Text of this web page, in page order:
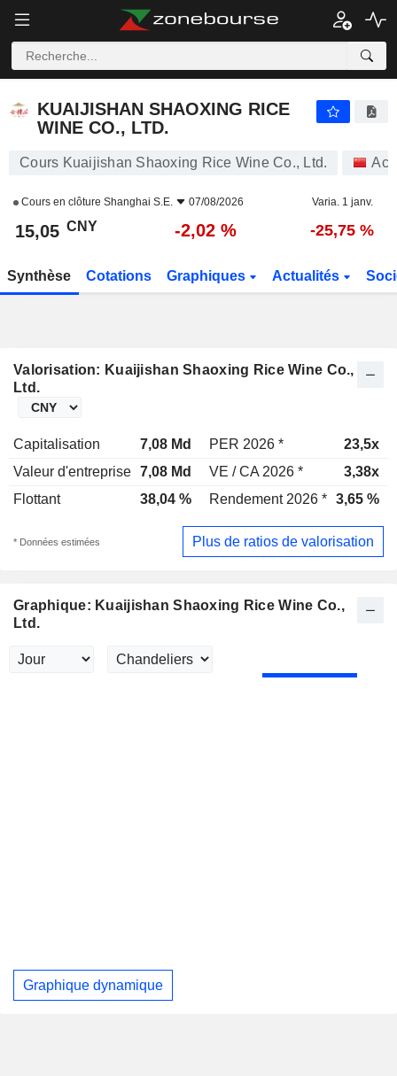
KUAIJISHAN SHAOXING RICE
WINE CO., LTD.
Cours Kuaijishan Shaoxing Rice Wine Co., Ltd.
Cours en clôture Shanghai S.E. 07/08/2026 Varia. 1 janv.
15,05 CNY -2,02 % -25,75 %
Synthèse Cotations Graphiques Actualités
Valorisation: Kuaijishan Shaoxing Rice Wine Co.,
Ltd.
Capitalisation 7,08 Md PER 2026 *
23,5x
Valeur d'entreprise 7,08 Md VE / CA 2026 *
3,38x
Flottant
38,04 % Rendement 2026 * 3,65 %
* Données estimées Plus de ratios de valorisation
Graphique: Kuaijishan Shaoxing Rice Wine Co.,
Ltd.
Graphique dynamique